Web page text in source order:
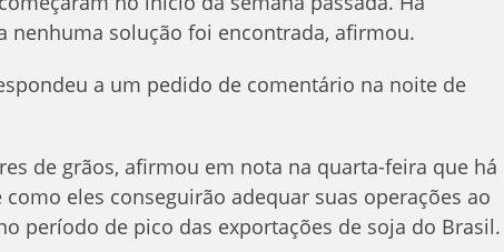
nenhuma solução foi encontrada, afirmou.
a um pedido de comentário na noite de
de grãos, afirmou em nota na quarta-feira que há
eles conseguirão adequar suas operações ao
período de pico das exportações de soja do Brasil.